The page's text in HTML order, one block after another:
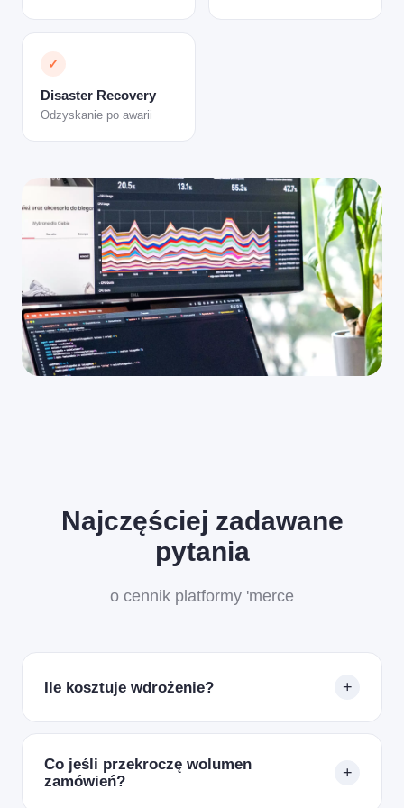
✓
Disaster Recovery
Odzyskanie po awarii
Najczęściej zadawane
pytania
o cennik platformy 'merce
Ile kosztuje wdrożenie? +
Wdrożenie wyceniamy indywidualnie na podstawie
po uruchomieniu: hosting, utrzymanie, SLA i support
Co jeśli przekroczę wolumen
zamówień?
+